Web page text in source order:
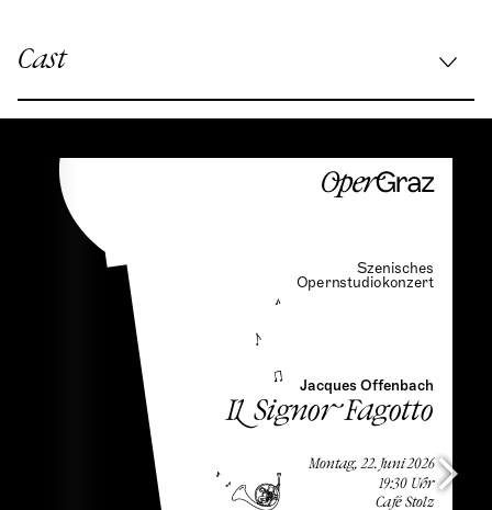
Cast
Stage direction:
Ausstattung:
Dramaturgy:
Bertolucci, ein Musikliebhaber:
Bacòlo, Freund der Familie:
Jianwei Liu
Caramello, Antiquitätenhändler:
Fabricia, Clorindas Geliebte:
Neira Muhić
Clorinda, Bertoluccis Tochter:
Ivana Jaeckel
Moschetta, Freundin der Familie:
Katharina Melnikova
Instrumentalisten:
Theresa Vorreiter Fran Povijač/